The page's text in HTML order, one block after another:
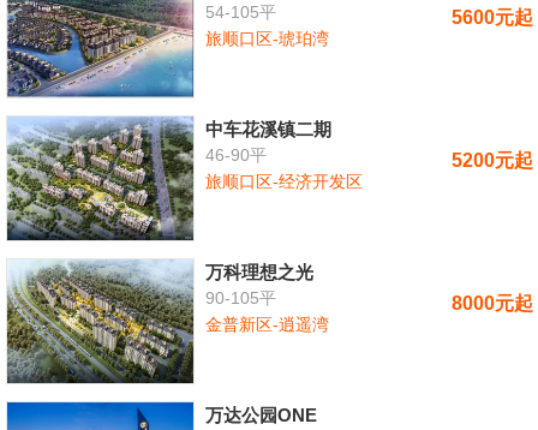
54-105平
旅顺口区-琥珀湾
5600元起
中车花溪镇二期
46-90平
旅顺口区-经济开发区
5200元起
万科理想之光
90-105平
金普新区-逍遥湾
8000元起
万达公园ONE